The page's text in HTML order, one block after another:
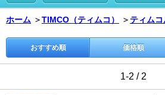
ホーム ＞TIMCO（ティムコ） ＞ ティム
おすすめ順 価格順
1-2 / 2